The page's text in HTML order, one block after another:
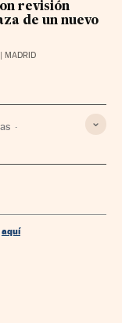
revisión
de un nuevo
| MADRID
aquí